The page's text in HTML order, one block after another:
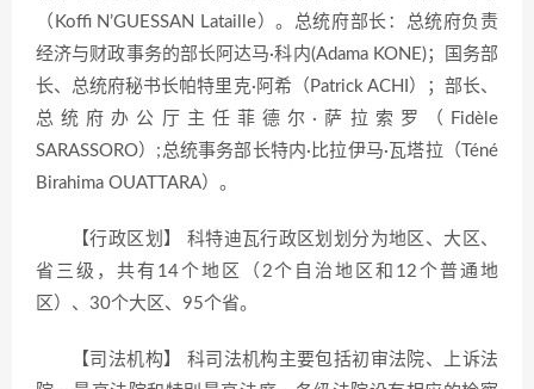
（Koffi N’GUESSAN Lataille）。总统府部长：总统府负责
经济与财政事务的部长阿达马·科内(Adama KONE)；国务部
长、总统府秘书长帕特里克·阿希（Patrick ACHI）；部长、
总统府办公厅主任菲德尔·萨拉索罗（Fidèle
SARASSORO）;总统事务部长特内·比拉伊马·瓦塔拉（Téné
Birahima OUATTARA）。
【行政区划】 科特迪瓦行政区划划分为地区、大区、
省三级，共有14个地区（2个自治地区和12个普通地
区）、30个大区、95个省。
【司法机构】 科司法机构主要包括初审法院、上诉法